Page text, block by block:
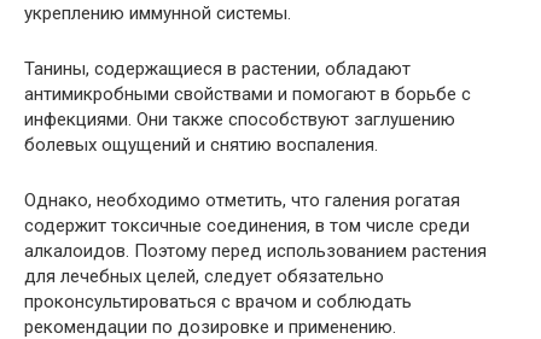
укреплению иммунной системы.
Танины, содержащиеся в растении, обладают
антимикробными свойствами и помогают в борьбе с
инфекциями. Они также способствуют заглушению
болевых ощущений и снятию воспаления.
Однако, необходимо отметить, что галения рогатая
содержит токсичные соединения, в том числе среди
алкалоидов. Поэтому перед использованием растения
для лечебных целей, следует обязательно
проконсультироваться с врачом и соблюдать
рекомендации по дозировке и применению.